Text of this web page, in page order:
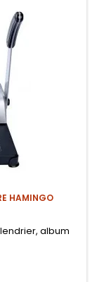
HAMINGO
album